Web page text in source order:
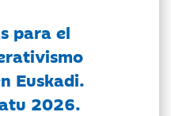
para el
Euskadi.
2026.